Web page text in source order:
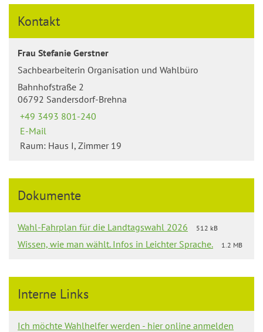
Kontakt
Frau Stefanie Gerstner
Sachbearbeiterin Organisation und Wahlbüro
Bahnhofstraße 2
06792 Sandersdorf-Brehna
+49 3493 801-240
E-Mail
Raum: Haus I, Zimmer 19
Dokumente
Wahl-Fahrplan für die Landtagswahl 2026 512 kB
Wissen, wie man wählt. Infos in Leichter Sprache. 1.2 MB
Interne Links
Ich möchte Wahlhelfer werden - hier online anmelden